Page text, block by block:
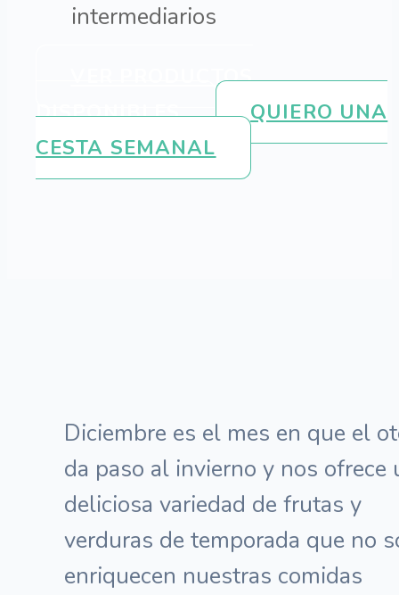
intermediarios
VER PRODUCTOS
DISPONIBLES
QUIERO UNA
CESTA SEMANAL
Diciembre es el mes en que el
da paso al invierno y nos ofrece
deliciosa variedad de frutas y
verduras de temporada que no
enriquecen nuestras comidas